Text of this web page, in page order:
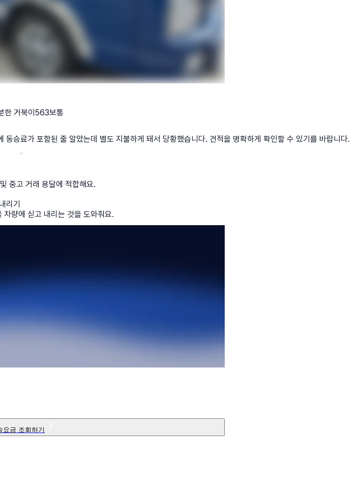
한 거북이563보통
승료가 포함된 줄 알았는데 별도 지불하게 돼서 당황했습니다. 견적을 명확하게 확인할 수 있기를 바랍니다.
중고 거래 용달에 적합해요.
리기
차량에 싣고 내리는 것을 도와줘요.
요금 조회하기